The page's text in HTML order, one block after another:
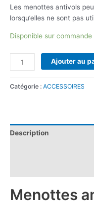
Les menottes antivols
lorsqu’elles ne sont pas
Disponible sur commande
Ajouter au
Catégorie : ACCESSOIRES
Description
Menottes